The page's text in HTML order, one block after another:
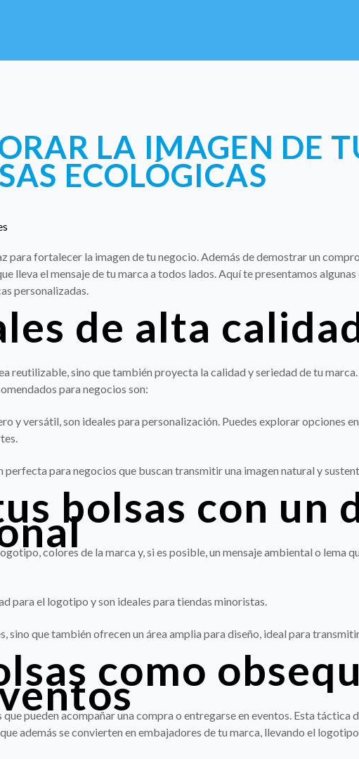
LA IMAGEN DE
ECOLÓGICAS
para fortalecer la imagen de tu negocio. Además de demostrar un
lleva el mensaje de tu marca a todos lados. Aquí te presentamos
personalizadas.
de alta
reutilizable, sino que también proyecta la calidad y seriedad de tu
para negocios son:
y versátil, son ideales para personalización. Puedes explorar opciones en
perfecta para negocios que buscan transmitir una imagen natural y
bolsas con un
colores de la marca y, si es posible, un mensaje ambiental o lema
para el logotipo y son ideales para tiendas minoristas.
sino que también ofrecen un área amplia para diseño, ideal para
como
pueden acompañar una compra o entregarse en eventos. Esta táctica
además se convierten en embajadores de tu marca, llevando el